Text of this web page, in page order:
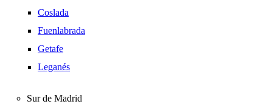
Coslada
Fuenlabrada
Getafe
Leganés
Sur de Madrid